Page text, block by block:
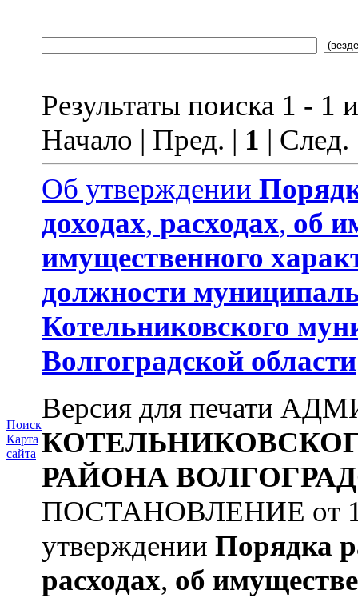
Поиск
Карта
сайта
Результаты поиска 1 - 1
Начало | Пред. | 1 |
Об утверждении
доходах, расходах, об
имущественного
должности
Котельниковского
Волгоградской области
Версия для печати
РАЙОНА
ПОСТАНОВЛЕНИЕ от
утверждении Порядка
расходах, об